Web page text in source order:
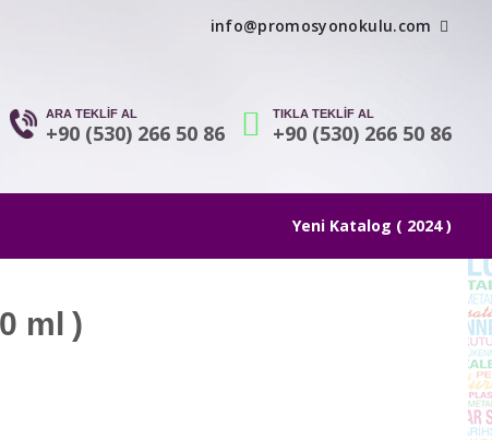
info@promosyonokulu.com
ARA TEKLİF AL
+90 (530) 266 50 86
TIKLA TEKLİF AL
+90 (530) 266 50 86
Yeni Katalog ( 2024 )
ml )